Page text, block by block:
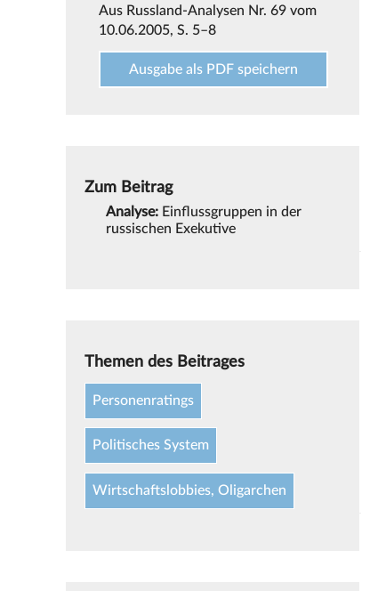
Aus Russland-Analysen Nr. 69 vom
10.06.2005, S. 5–8
Ausgabe als PDF speichern
Zum Beitrag
Analyse: Einflussgruppen in der
russischen Exekutive
Themen des Beitrages
Personenratings
Politisches System
Wirtschaftslobbies, Oligarchen